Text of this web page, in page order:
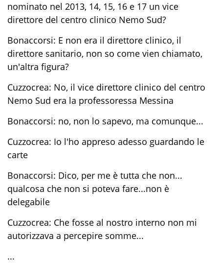
nominato nel 2013, 14, 15, 16 e 17 un vice
direttore del centro clinico Nemo Sud?
Bonaccorsi: E non era il direttore clinico, il
direttore sanitario, non so come vien chiamato,
un'altra figura?
Cuzzocrea: No, il vice direttore clinico del centro
Nemo Sud era la professoressa Messina
Bonaccorsi: no, non lo sapevo, ma comunque...
Cuzzocrea: Io l'ho appreso adesso guardando le
carte
Bonaccorsi: Dico, per me è tutta che non...
qualcosa che non si poteva fare...non è
delegabile
Cuzzocrea: Che fosse al nostro interno non mi
autorizzava a percepire somme...
...